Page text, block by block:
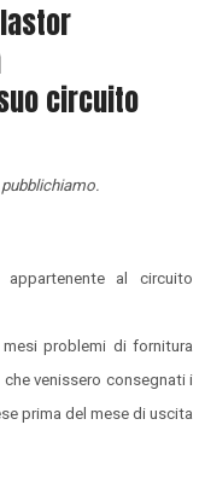
circuito
al circuito
problemi di fornitura
venissero consegnati i
prima del mese di uscita